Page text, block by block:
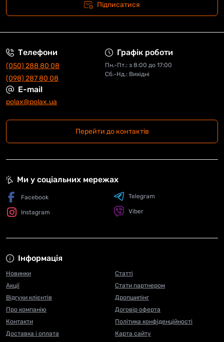
Підписатися
Телефони
(050) 288 80 08
(098) 287 80 08
Графік роботи
Пн.-Пт.: з 8:00 до 17:00
Сб.-Нд.: Вихідні
E-mail
polax@polax.ua
Перейти до контактів
Інформація
Новинки
Акції
Відгуки клієнтів
Про компанію
Контакти
Доставка і оплата
Статті
Стати партнером
Дропшипінг
Договір оферта
Політика конфіденційності
Карта сайту
Ми у соціальних мережах
Facebook
Instagram
Telegram
Viber